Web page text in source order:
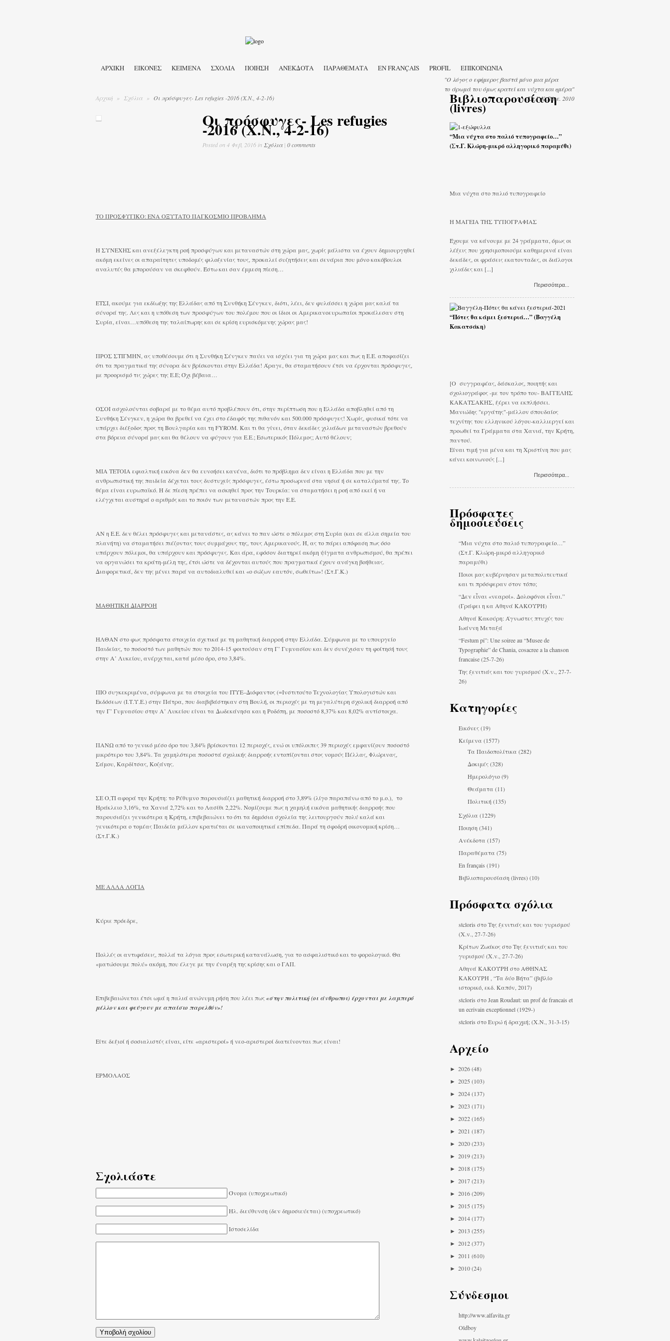
"Ο λόγος ο εφήμερος βαστά μόνο μια μέρα
το άρωμά του όμως κρατεί και νύχτα και ημέρα"
Στ.Γ.Κ., Νοε. 2010
ΑΡΧΙΚΉ ΕΙΚΟΝΕΣ ΚΕΙΜΕΝΑ ΣΧΟΛΙΑ ΠΟΙΗΣΗ ΑΝΕΚΔΟΤΑ ΠΑΡΑΘΕΜΑΤΑ EN FRANÇAIS PROFIL ΕΠΙΚΟΙΝΩΝΙΑ
Αρχική » Σχόλια » Οι πρόσφυγες- Les refugies -2016 (X.N., 4-2-16)
Οι πρόσφυγες- Les refugies
-2016 (X.N., 4-2-16)
Postedon 4 Φεβ, 2016 in Σχόλια| 0 comments
ΤΟ ΠΡΟΣΦΥΓΙΚΟ: ΕΝΑ ΟΞΥΤΑΤΟ ΠΑΓΚΟΣΜΙΟ ΠΡΟΒΛΗΜΑ
Η ΣΥΝΕΧΗΣ και ανεξέλεγκτη ροή προσφύγων και μεταναστών στη χώρα μας, χωρίς μάλιστα να έχουν δημιουργηθεί
ακόμη εκείνες οι απαραίτητες υποδομές φιλοξενίας τους, προκαλεί συζητήσεις και σενάρια που μόνο κακόβουλοι
αναλυτές θα μπορούσαν να σκεφθούν. Έστω και σαν έμμεση πίεση…
ΕΤΣΙ, ακούμε για εκδίωξης της Ελλάδας από τη Συνθήκη Σένγκεν, διότι, λέει, δεν φυλάσσει η χώρα μας καλά τα
σύνορά της. Λες και η υπόθεση των προσφύγων του πολέμου που οι ίδιοι οι Αμερικανοευρωπαίοι προκάλεσαν στη
Συρία, είναι…υπόθεση της ταλαίπωρης και σε κρίση ευρισκόμενης χώρας μας!
ΠΡΟΣ ΣΤΙΓΜΗΝ, ας υποθέσουμε ότι η Συνθήκη Σένγκεν παύει να ισχύει για τη χώρα μας και πως η Ε.Ε. αποφασίζει
ότι τα πραγματικά της σύνορα δεν βρίσκονται στην Ελλάδα! Άραγε, θα σταματήσουν έτσι να έρχονται πρόσφυγες,
με προορισμό τις χώρες της Ε.Ε; Όχι βέβαια…
ΟΣΟΙ ασχολούνται σοβαρά με το θέμα αυτό προβλέπουν ότι, στην περίπτωση που η Ελλάδα αποβληθεί από τη
Συνθήκη Σένγκεν, η χώρα θα βρεθεί να έχει στο έδαφός της πιθανόν και 500.000 πρόσφυγες! Χωρίς, φυσικά τότε να
υπάρχει διέξοδος προς τη Βουλγαρία και τη FYROM. Και τι θα γίνει, όταν δεκάδες χιλιάδων μεταναστών βρεθούν
στα βόρεια σύνορά μας και θα θέλουν να φύγουν για Ε.Ε.; Εσωτερικός Πόλεμος; Αυτό θέλουν;
ΜΙΑ ΤΕΤΟΙΑ εφιαλτική εικόνα δεν θα ευνοήσει κανένα, διότι το πρόβλημα δεν είναι η Ελλάδα που με την
ανθρωπιστική της παιδεία δέχεται τους δυστυχείς πρόσφυγες, έστω προσωρινά στα νησιά ή σε καταλύματά της. Το
θέμα είναι ευρωπαϊκό. Η δε πίεση πρέπει να ασκηθεί προς την Τουρκία: να σταματήσει η ροή από εκεί ή να
ελέγχεται αυστηρά ο αριθμός και το ποιόν των μεταναστών προς την Ε.Ε.
ΑΝ η Ε.Ε. δεν θέλει πρόσφυγες και μετανάστες, ας κάνει το παν ώστε ο πόλεμος στη Συρία (και σε άλλα σημεία του
πλανήτη) να σταματήσει πιέζοντας τους συμμάχους της, τους Αμερικανούς. Ή, ας το πάρει απόφαση πως όσο
υπάρχουν πόλεμοι, θα υπάρχουν και πρόσφυγες. Και άρα, εφόσον διατηρεί ακόμη ψίγματα ανθρωπισμού, θα πρέπει
να οργανώσει τα κράτη-μέλη της, έτσι ώστε να δέχονται αυτούς που πραγματικά έχουν ανάγκη βοήθειας.
Διαφορετικά, δεν της μένει παρά να αυτοδιαλυθεί και «ο σώζων εαυτόν, σωθείτω»! (Στ.Γ.Κ.)
ΜΑΘΗΤΙΚΗ ΔΙΑΡΡΟΗ
ΗΛΘΑΝ στο φως πρόσφατα στοιχεία σχετικά με τη μαθητική διαρροή στην Ελλάδα. Σύμφωνα με το υπουργείο
Παιδείας, το ποσοστό των μαθητών που το 2014-15 φοιτούσαν στη Γ’ Γυμνασίου και δεν συνέχισαν τη φοίτησή τους
στην Α’ Λυκείου, ανέρχεται, κατά μέσο όρο, στο 3,84%.
ΠΙΟ συγκεκριμένα, σύμφωνα με τα στοιχεία του ΙΤΥΕ–Διόφαντος (=Ινστιτούτο Τεχνολογίας Υπολογιστών και
Εκδόσεων (Ι.Τ.Υ.Ε.) στην Πάτρα, που διαβιβάστηκαν στη Βουλή, οι περιοχές με τη μεγαλύτερη σχολική διαρροή από
την Γ’ Γυμνασίου στην Α’ Λυκείου είναι τα Δωδεκάνησα και η Ροδόπη, με ποσοστό 8,37% και 8,02% αντίστοιχα.
ΠΑΝΩ από το γενικό μέσο όρο του 3,84% βρίσκονται 12 περιοχές, ενώ οι υπόλοιπες 39 περιοχές εμφανίζουν ποσοστό
μικρότερο του 3,84%. Τα χαμηλότερα ποσοστά σχολικής διαρροής εντοπίζονται στος νομούς Πέλλας, Φλώρινας,
Σάμου, Καρδίτσας, Κοζάνης.
ΣΕ Ο,ΤΙ αφορά την Κρήτη: το Ρέθυμνο παρουσιάζει μαθητική διαρροή στο 3,89% (λίγο παραπάνω από το μ.ο.), το
Ηράκλειο 3,16%, τα Χανιά 2,72% και το Λασίθι 2,22%. Νομίζουμε πως η χαμηλή εικόνα μαθητικής διαρροής που
παρουσιάζει γενικότερα η Κρήτη, επιβεβαιώνει το ότι τα δημόσια σχολεία της λειτουργούν πολύ καλά και
γενικότερα ο τομέας Παιδεία μάλλον κρατιέται σε ικανοποιητικά επίπεδα. Παρά τη σφοδρή οικονομική κρίση…
(Στ.Γ.Κ.)
ΜΕ ΑΛΛΑ ΛΟΓΙΑ
Κύριε πρόεδρε,
Πολλές οι αντιφάσεις, πολλά τα λόγια προς εσωτερική κατανάλωση, για το ασφαλιστικό και το φορολογικό. Θα
«ματώσουμε πολύ» ακόμη, που έλεγε με την έναρξη της κρίσης και ο ΓΑΠ.
Επιβεβαιώνεται έτσι ωμά η παλιά ανώνυμη ρήση που λέει πως«στην πολιτική (οι άνθρωποι) έρχονται με λαμπερό
μέλλον και φεύγουν με απαίσιο παρελθόν»!
Είτε δεξιοί ή σοσιαλιστές είναι, είτε «αριστεροί» ή νεο-αριστεροί διατείνονται πως είναι!
ΕΡΜΟΛΑΟΣ
Σχολιάστε
Όνομα (υποχρεωτικό)
Ηλ. διεύθυνση (δεν δημοσιεύεται) (υποχρεωτικό)
Ιστοσελίδα
Βιβλιοπαρουσίαση
(livres)
“Μια νύχτα στο παλιό τυπογραφείο…”
(Στ.Γ. Κλώρη-μικρό αλληγορικό παραμύθι)
Μια νύχτα στο παλιό τυπογραφείο
Η ΜΑΓΕΙΑ ΤΗΣ ΤΥΠΟΓΡΑΦΙΑΣ
Έχουμε να κάνουμε με 24 γράμματα, όμως οι
λέξεις που χρησιμοποιούμε καθημερινά είναι
δεκάδες, οι φράσεις εκατονταδες, οι διάλογοι
χιλιάδες και [...]
Περισσότερα...
“Πότες θα κάμει ξεστεριά…” (Βαγγέλη
Κακατσάκη)
[Ο συγγραφέας, δάσκαλος, ποιητής και
σχολιογράφος -με τον τρόπο του- ΒΑΓΓΕΛΗΣ
ΚΑΚΑΤΣΑΚΗΣ, ξέρει να εκπλήσσει.
Μανιώδης "εργάτης"-μάλλον σπουδαίος
τεχνίτης του ελληνικού λόγου-καλλιεργεί και
προωθεί τα Γράμματα στα Χανιά, την Κρήτη,
παντού.
Είναι τιμή για μένα και τη Χριστίνη που μας
κάνει κοινωνούς [...]
Περισσότερα...
Πρόσφατες
δημοσιεύσεις
“Μια νύχτα στο παλιό τυπογραφείο…”
(Στ.Γ. Κλώρη-μικρό αλληγορικό
παραμύθι)
Ποιοι μας κυβέρνησαν μεταπολιτευτικά
και τι πρόσφεραν στον τόπο;
“Δεν εἶναι «νεαροί». Δολοφόνοι εἶναι.”
(Γράφει η κα Αθηνά ΚΑΚΟΥΡΗ)
Αθηνά Κακούρη: Άγνωστες πτυχές του
Ιωάννη Μεταξά
“Festum pi”: Une soiree au “Musee de
Typographie” de Chania, cosacree a la chanson
francaise (25-7-26)
Της ξενιτιάς και του γυρισμού (Χ.ν., 27-7-
26)
Κατηγορίες
Εικόνες(19)
Κείμενα (1577)
Τα Παιδοπολίτικα (282)
Δοκιμές(328)
Ημερολόγιο(9)
Θεάματα (11)
Πολιτική (135)
Σχόλια (1229)
Ποιηση (341)
Ανέκδοτα (157)
Παραθέματα (75)
En français (191)
Βιβλιοπαρουσίαση (livres)(10)
Πρόσφατα σχόλια
stcloris στοΤης ξενιτιάς και του γυρισμού
(Χ.ν., 27-7-26)
Κρίτων Ζωάκος στοΤης ξενιτιάς και του
γυρισμού (Χ.ν., 27-7-26)
Αθηνά ΚΑΚΟΎΡΗστο ΑΘΗΝΑΣ
ΚΑΚΟΥΡΗ , “Τα δύο Βήτα” (βιβλίο
ιστορικό, εκδ. Καπόν, 2017)
stcloris στοJean Roudaut: un prof de francais et
un ecrivain exceptionnel (1929-)
stcloris στοΕυρώ ή δραχμή; (Χ.Ν., 31-3-15)
Αρχείο
► 2026(48)
► 2025(103)
► 2024(137)
► 2023 (171)
► 2022(165)
► 2021 (187)
► 2020(233)
► 2019(213)
► 2018(175)
► 2017(213)
► 2016(209)
► 2015(175)
► 2014(177)
► 2013 (255)
► 2012(377)
► 2011 (610)
► 2010(24)
Σύνδεσμοι
http://www.alfavita.gr
Oldboy